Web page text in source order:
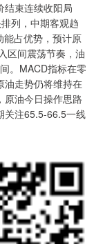
束连续收阳局
列，中期客观趋
能占优势，预计原
区间震荡节奏，油
。MACD指标在零
油走势仍将维持在
原油今日操作思路
关注65.5-66.5一线